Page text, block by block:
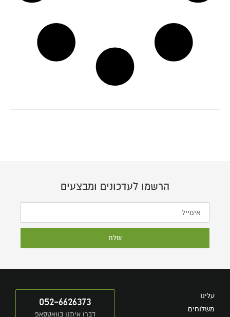
הרשמו לעדכונים ומבצעים
שלח
עלינו
משלוחים
052-6626373
דברו איתנו בוואטסאפ